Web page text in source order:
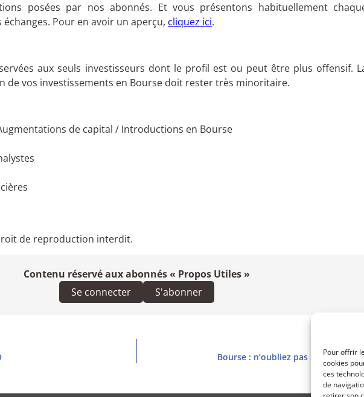
Pour offrir
cookies
ces
de
posées par nos abonnés. Et vous présentons habituellement
Pour en avoir un aperçu, cliquez ici.
aux seuls investisseurs dont le profil est ou peut être plus offensif.
de vos investissements en Bourse doit rester très minoritaire.
de capital / Introductions en Bourse
de reproduction interdit.
Contenu réservé aux abonnés « Propos Utiles »
Se connecter
S'abonner
Bourse : n’oubliez pas